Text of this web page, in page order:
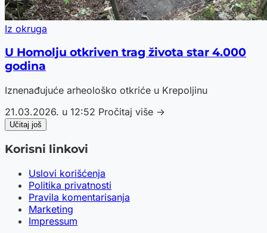
Iz okruga
U Homolju otkriven trag života star 4.000
godina
Iznenađujuće arheološko otkriće u Krepoljinu
21.03.2026. u 12:52 Pročitaj više →
Učitaj još
Korisni linkovi
Uslovi korišćenja
Politika privatnosti
Pravila komentarisanja
Marketing
Impressum